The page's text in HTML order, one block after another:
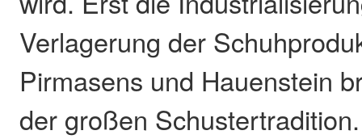
Verlagerung der
Pirmasens und Hauenstein
der großen Schustertradition.